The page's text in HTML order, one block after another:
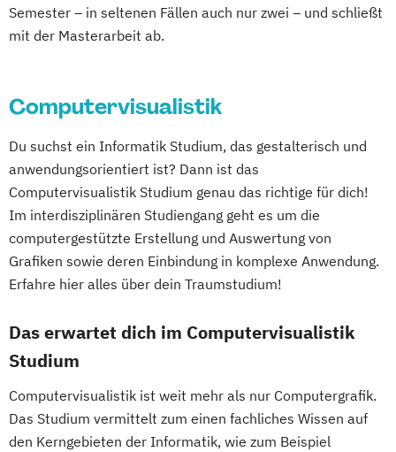
Semester – in seltenen Fällen auch nur zwei – und schließt
mit der Masterarbeit ab.
Computervisualistik
Du suchst ein Informatik Studium, das gestalterisch und
anwendungsorientiert ist? Dann ist das
Computervisualistik Studium genau das richtige für dich!
Im interdisziplinären Studiengang geht es um die
computergestützte Erstellung und Auswertung von
Grafiken sowie deren Einbindung in komplexe Anwendung.
Erfahre hier alles über dein Traumstudium!
Das erwartet dich im Computervisualistik
Studium
Computervisualistik ist weit mehr als nur Computergrafik.
Das Studium vermittelt zum einen fachliches Wissen auf
den Kerngebieten der Informatik, wie zum Beispiel